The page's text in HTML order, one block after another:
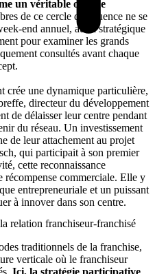
un véritable organe
de ce cercle d’influence ne se
end annuel, aussi stratégique
pour examiner les grands
consultés avant chaque
crée une dynamique particulière,
directeur du développement
de délaisser leur centre pendant
du réseau. Un investissement
de leur attachement au projet
qui participait à son premier
cette reconnaissance
récompense commerciale. Elle y
entrepreneuriale et un puissant
à innover dans son centre.
relation franchiseur-franchisé
traditionnels de la franchise,
verticale où le franchiseur